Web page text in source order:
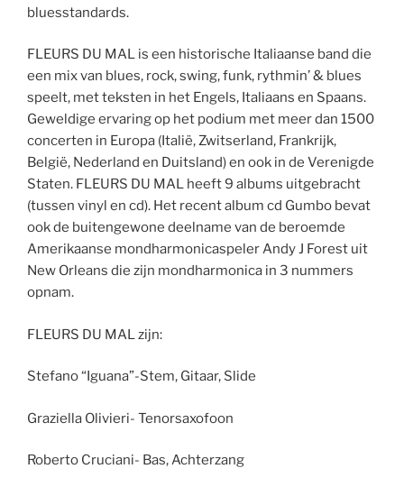
bluesstandards.
FLEURS DU MAL is een historische Italiaanse band die
een mix van blues, rock, swing, funk, rythmin’ & blues
speelt, met teksten in het Engels, Italiaans en Spaans.
Geweldige ervaring op het podium met meer dan 1500
concerten in Europa (Italië, Zwitserland, Frankrijk,
België, Nederland en Duitsland) en ook in de Verenigde
Staten. FLEURS DU MAL heeft 9 albums uitgebracht
(tussen vinyl en cd). Het recent album cd Gumbo bevat
ook de buitengewone deelname van de beroemde
Amerikaanse mondharmonicaspeler Andy J Forest uit
New Orleans die zijn mondharmonica in 3 nummers
opnam.
FLEURS DU MAL zijn:
Stefano “Iguana”-Stem, Gitaar, Slide
Graziella Olivieri- Tenorsaxofoon
Roberto Cruciani- Bas, Achterzang